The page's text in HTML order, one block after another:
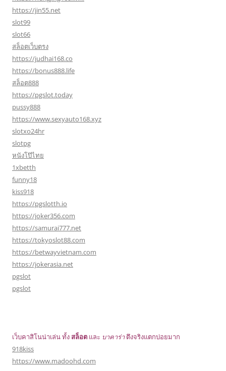
https://jin55.net
slot99
slot66
สล็อตเว็บตรง
https://judhai168.co
https://bonus888.life
สล็อต888
https://pgslot.today
pussy888
https://www.sexyauto168.xyz
slotxo24hr
slotpg
หนังโป๊ไทย
1xbetth
funny18
kiss918
https://pgslotth.io
https://joker356.com
https://samurai777.net
https://tokyoslot88.com
https://betwayvietnam.com
https://jokerasia.net
pgslot
pgslot
เว็บคาสิโนน่าเล่น ทั้งสล็อต และ บาคาร่าตึงจริงแตกบ่อยมาก
918kiss
https://www.madoohd.com